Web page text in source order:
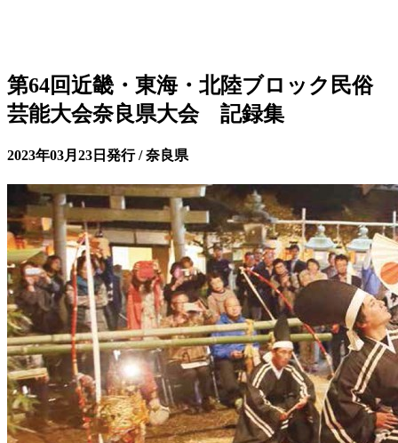
第64回近畿・東海・北陸ブロック民俗
芸能大会奈良県大会 記録集
2023年03月23日発行 / 奈良県